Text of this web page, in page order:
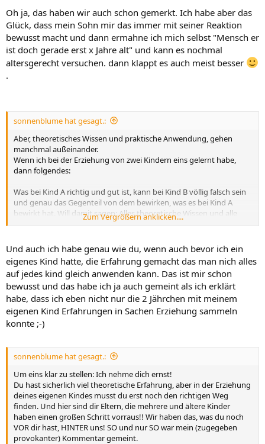
Oh ja, das haben wir auch schon gemerkt. Ich habe aber das
Glück, dass mein Sohn mir das immer mit seiner Reaktion
bewusst macht und dann ermahne ich mich selbst "Mensch er
ist doch gerade erst x Jahre alt" und kann es nochmal
altersgerecht versuchen. dann klappt es auch meist besser
.
sonnenblume hat gesagt.:
Aber, theoretisches Wissen und praktische Anwendung, gehen
manchmal außeinander.
Wenn ich bei der Erziehung von zwei Kindern eins gelernt habe,
dann folgendes:
Was bei Kind A richtig und gut ist, kann bei Kind B völlig falsch sein
und genau das Gegenteil von dem bewirken, was es bei Kind A
bewirkt hat. Will damit sagen: Alles theoretische Wissen und alle
Erfahrung mit anderen (Kindern, Personen) bringen mich bei der
Jedes Kind, jeder Mensch ist individuell und es gibt kein
Grundrezept, das man auf alle anwenden kann.
Zum Vergrößern anklicken....
Und auch ich habe genau wie du, wenn auch bevor ich ein
eigenes Kind hatte, die Erfahrung gemacht das man nich alles
auf jedes kind gleich anwenden kann. Das ist mir schon
bewusst und das habe ich ja auch gemeint als ich erklärt
habe, dass ich eben nicht nur die 2 Jährchen mit meinem
eigenen Kind Erfahrungen in Sachen Erziehung sammeln
konnte ;-)
sonnenblume hat gesagt.:
Um eins klar zu stellen: Ich nehme dich ernst!
Du hast sicherlich viel theoretische Erfahrung, aber in der Erziehung
deines eigenen Kindes musst du erst noch den richtigen Weg
finden. Und hier sind dir Eltern, die mehrere und ältere Kinder
haben einen großen Schritt vorraus!! Wir haben das, was du noch
VOR dir hast, HINTER uns! SO und nur SO war mein (zugegeben
provokanter) Kommentar gemeint.